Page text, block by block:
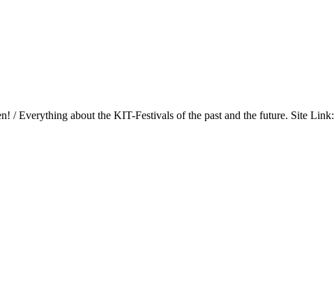
/ Everything about the KIT-Festivals of the past and the future. Site Link: